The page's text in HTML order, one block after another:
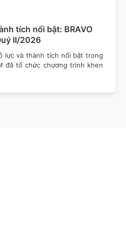
tích nổi bật: BRAVO
II/2026
lực và thành tích nổi bật trong
đã tổ chức chương trình khen